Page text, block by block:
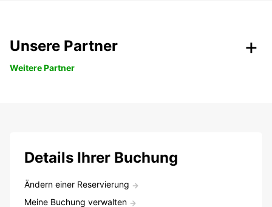
Unsere Partner
Weitere Partner
Details Ihrer Buchung
Ändern einer Reservierung
Meine Buchung verwalten